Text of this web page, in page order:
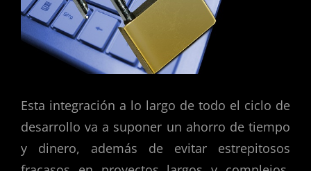
Esta integración a lo largo de todo el ciclo de
desarrollo va a suponer un ahorro de tiempo
y dinero, además de evitar estrepitosos